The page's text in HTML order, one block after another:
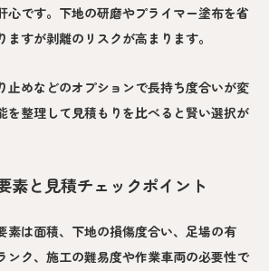
心です。下地の研磨やプライマー塗布を省
ますが剥離のリスクが高まります。
止めなどのオプションで長持ち度合いが変
を整理して見積もりを比べると賢い選択が
素と見積チェックポイント
素は面積、下地の損傷度合い、足場の有
ンク、施工の難易度や作業車両の必要性で